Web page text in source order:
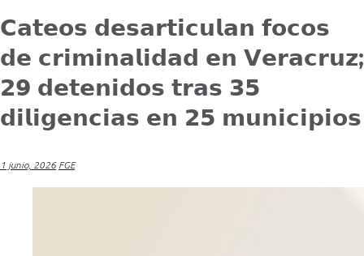
𝗖𝗮𝘁𝗲𝗼𝘀 𝗱𝗲𝘀𝗮𝗿𝘁𝗶𝗰𝘂𝗹𝗮𝗻 𝗳𝗼𝗰𝗼𝘀
𝗱𝗲 𝗰𝗿𝗶𝗺𝗶𝗻𝗮𝗹𝗶𝗱𝗮𝗱 𝗲𝗻 𝗩𝗲𝗿𝗮𝗰𝗿𝘂𝘇;
𝟮𝟵 𝗱𝗲𝘁𝗲𝗻𝗶𝗱𝗼𝘀 𝘁𝗿𝗮𝘀 𝟯𝟱
𝗱𝗶𝗹𝗶𝗴𝗲𝗻𝗰𝗶𝗮𝘀 𝗲𝗻 𝟮𝟱 𝗺𝘂𝗻𝗶𝗰𝗶𝗽𝗶𝗼𝘀
1 junio, 2026 FGE